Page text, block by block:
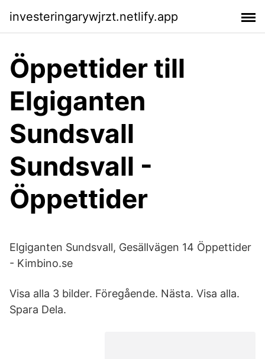
investeringarywjrzt.netlify.app
Öppettider till
Elgiganten
Sundsvall
Sundsvall -
Öppettider
Elgiganten Sundsvall, Gesällvägen 14 Öppettider
- Kimbino.se
Visa alla 3 bilder. Föregående. Nästa. Visa alla.
Spara Dela.